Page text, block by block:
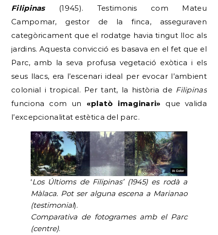
Filipinas(1945). Testimonis com Mateu
Campomar, gestor de la finca, asseguraven
categòricament que el rodatge havia tingut lloc als
jardins. Aquesta convicció es basava en el fet que el
Parc, amb la seva profusa vegetació exòtica i els
seus llacs, era l’escenari ideal per evocar l’ambient
colonial i tropical. Per tant, la història de Filipinas
funciona com un «platò imaginari» que valida
l’excepcionalitat estètica del parc.
‘Los Últioms de Filipinas’ (1945) es rodà a
Màlaca. Pot ser alguna escena a Marianao
(testimonial).
Comparativa de fotogrames amb el Parc
(centre).